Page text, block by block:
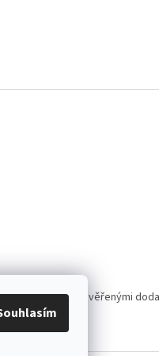
s prověřenými